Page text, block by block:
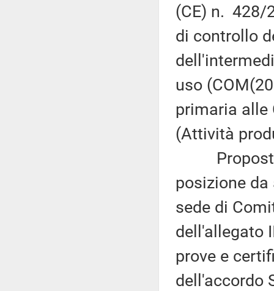
(CE) n. 428/
di controllo
uso
primaria alle
(Attività
Proposta
posizione da
sede di
dell'allegato
prove e
dell'accordo